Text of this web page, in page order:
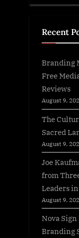
Recent
Branding
Free
Reviews
August 9,
The
Sacred
August 9,
Joe
from
Leaders
August 9,
Nova
Branding